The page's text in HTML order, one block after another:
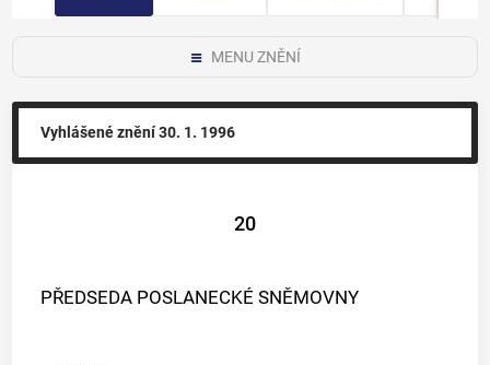
MENU ZNĚNÍ
Vyhlášené znění30. 1. 1996
20
PŘEDSEDA POSLANECKÉ SNĚMOVNY